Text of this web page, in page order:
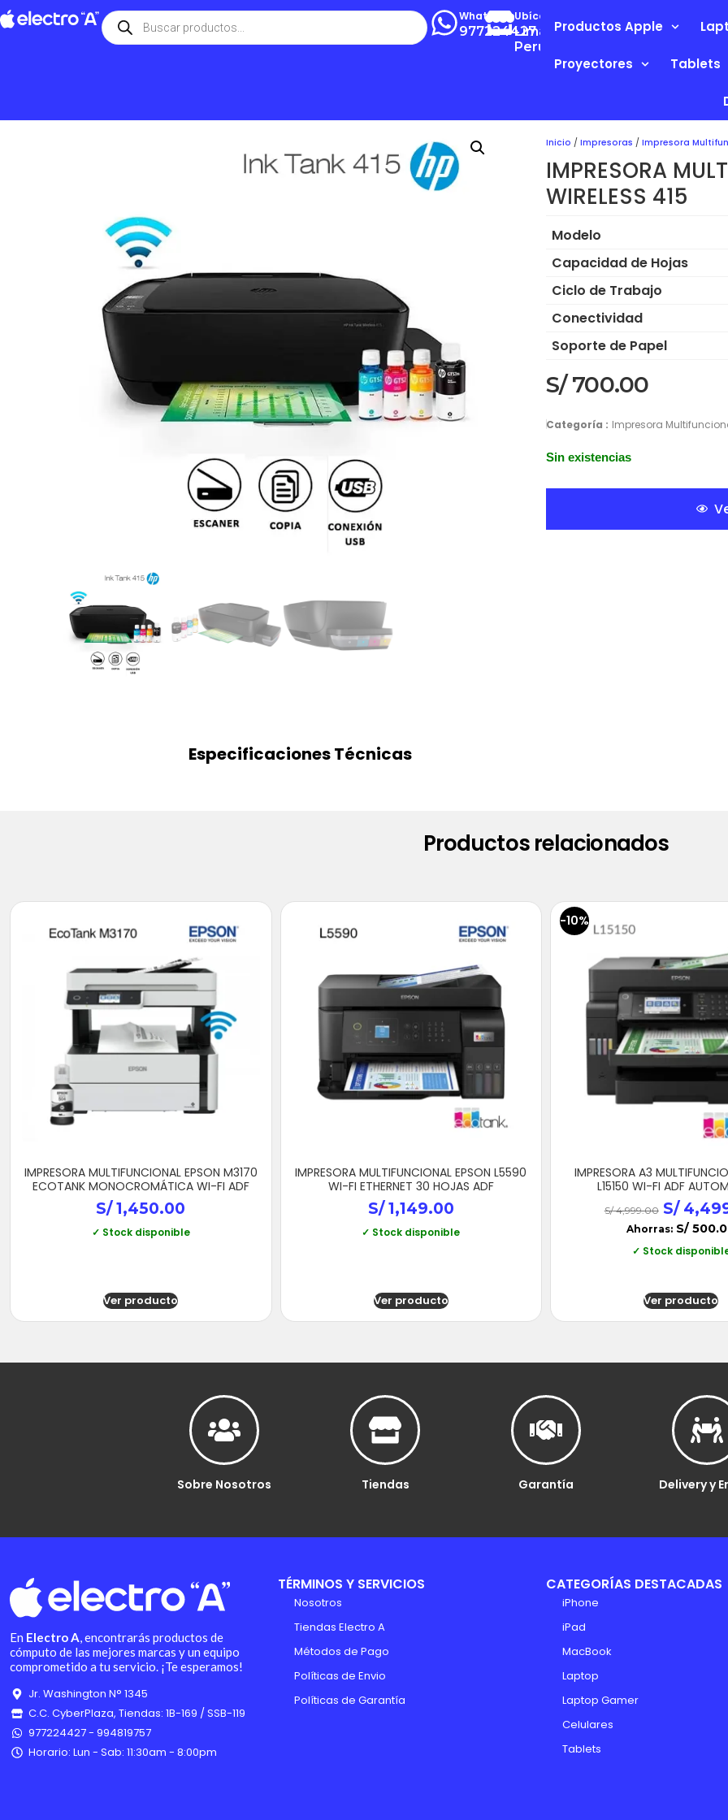
Whatsapp
977224427
Ubícanos
Lima-
Perú
Productos Apple
Proyectores Tablets
Inicio / Impresoras / Impresora
IMPRESORA
WIRELESS 415
Modelo
Capacidad de Hojas
Ciclo de Trabajo
Conectividad
Soporte de Papel
S/700.00
Categoría : Impresora
Sin existencias
Especificaciones Técnicas
Productos relacionados
IMPRESORA MULTIFUNCIONAL EPSON M3170
ECOTANK MONOCROMÁTICA WI-FI ADF
S/1,450.00
✓ Stock disponible
Ver producto
IMPRESORA MULTIFUNCIONAL EPSON L5590
WI-FI ETHERNET 30 HOJAS ADF
S/1,149.00
✓ Stock disponible
Ver producto
-10%
IMPRESORA A3
L15150 WI-FI ADF
S/4,999.00 S/
Ahorras: S/
✓ Stock
Ver producto
Sobre Nosotros Tiendas Garantía Delivery y
En Electro A, encontrarás productos de
cómputo de las mejores marcas y un equipo
comprometido a tu servicio. ¡Te esperamos!
Jr. Washington N° 1345
C.C. CyberPlaza, Tiendas: 1B-169 / SSB-119
977224427 - 994819757
Horario: Lun - Sab: 11:30am - 8:00pm
TÉRMINOS Y SERVICIOS
Nosotros
Tiendas Electro A
Métodos de Pago
Políticas de Envio
Políticas de Garantía
CATEGORÍAS DESTACADAS
iPhone
iPad
MacBook
Laptop
Laptop Gamer
Celulares
Tablets